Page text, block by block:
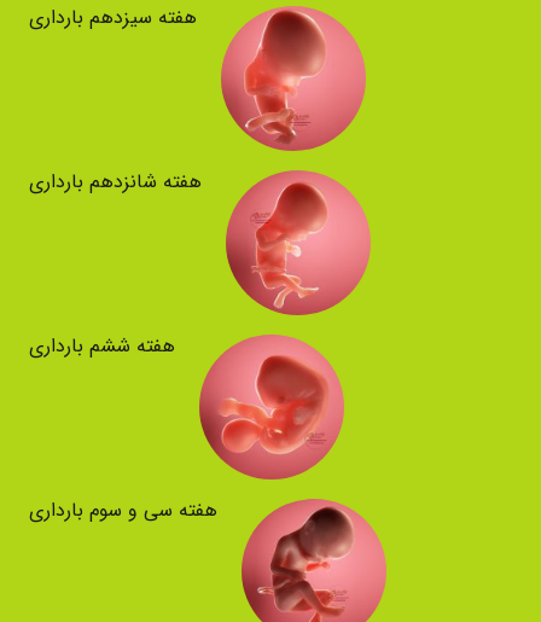
هفته سیزدهم بارداری
هفته شانزدهم بارداری
هفته ششم بارداری
هفته سی و سوم بارداری